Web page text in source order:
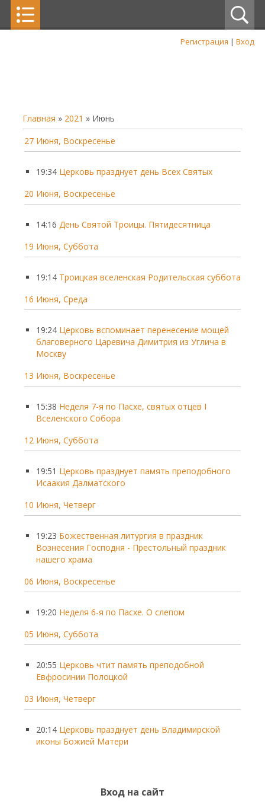
Регистрация | Вход
Главная » 2021 » Июнь
27 Июня, Воскресенье
19:34 Церковь празднует день Всех Святых
20 Июня, Воскресенье
14:16 День Святой Троицы. Пятидесятница
19 Июня, Суббота
19:14 Троицкая вселенская Родительская суббота
16 Июня, Среда
19:24 Церковь вспоминает перенесение мощей
благоверного Царевича Димитрия из Углича в
Москву
13 Июня, Воскресенье
15:38 Неделя 7-я по Пасхе, святых отцев I
Вселенского Собора
12 Июня, Суббота
19:51 Церковь празднует память преподобного
Исаакия Далматского
10 Июня, Четверг
19:23 Божественная литургия в праздник
Вознесения Господня - Престольный праздник
нашего храма
06 Июня, Воскресенье
19:20 Неделя 6-я по Пасхе. О слепом
05 Июня, Суббота
20:55 Церковь чтит память преподобной
Евфросинии Полоцкой
03 Июня, Четверг
20:14 Церковь празднует день Владимирской
иконы Божией Матери
Вход на сайт